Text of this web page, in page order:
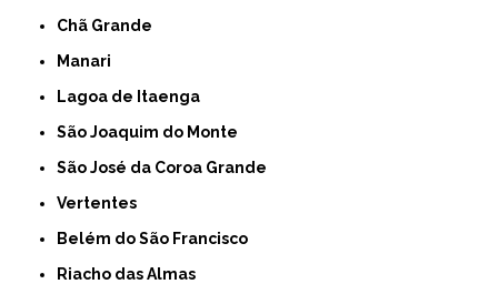
Chã Grande
Manari
Lagoa de Itaenga
São Joaquim do Monte
São José da Coroa Grande
Vertentes
Belém do São Francisco
Riacho das Almas